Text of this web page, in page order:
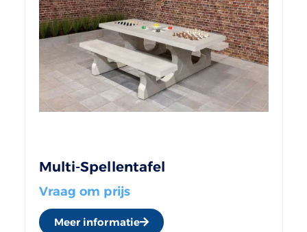
Multi-Spellentafel
Vraag om prijs
Meer informatie